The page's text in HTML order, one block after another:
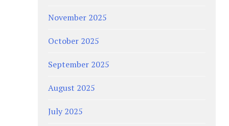
November 2025
October 2025
September 2025
August 2025
July 2025